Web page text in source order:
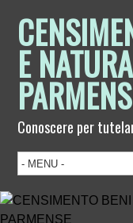
E
Conoscere per